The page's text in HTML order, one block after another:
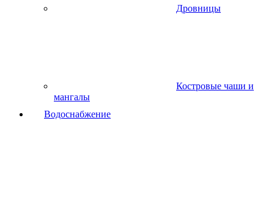
Дровницы
Костровые чаши и
мангалы
Водоснабжение